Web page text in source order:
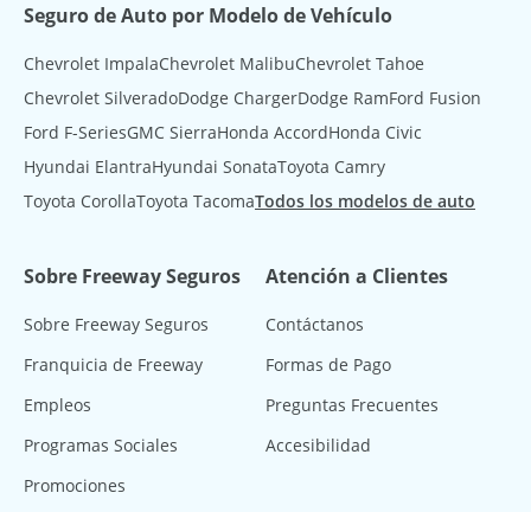
Seguro de Auto por Modelo de Vehículo
Chevrolet ImpalaChevrolet MalibuChevrolet Tahoe
Chevrolet SilveradoDodge ChargerDodge RamFord Fusion
Ford F-SeriesGMC SierraHonda AccordHonda Civic
Hyundai ElantraHyundai SonataToyota Camry
Toyota CorollaToyota TacomaTodos los modelos de auto
Sobre Freeway Seguros
Sobre Freeway Seguros
Franquicia de Freeway
Empleos
Programas Sociales
Promociones
Atención a Clientes
Contáctanos
Formas de Pago
Preguntas Frecuentes
Accesibilidad